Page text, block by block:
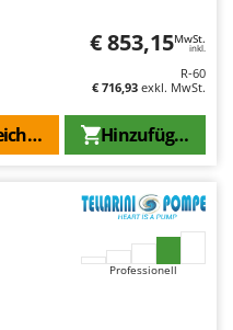
€ 853,15MwSt.
inkl.
R-60
€ 716,93 exkl. MwSt.
Hinzufügen
Sie
Professionell